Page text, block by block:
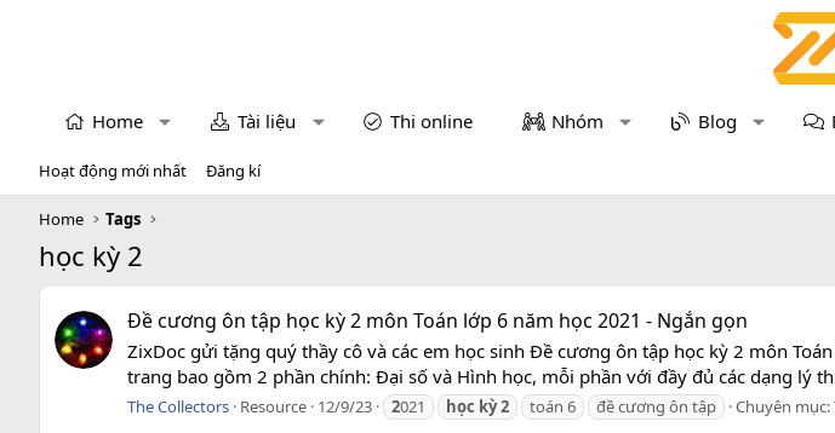
Home Tài liệu Thi online Nhóm Blog
Hoạt động mới nhất Đăng kí
Home Tags
học kỳ 2
Đề cương ôn tập học kỳ 2 môn Toán lớp 6 năm học 2021 - Ngắn gọn
ZixDoc gửi tặng quý thầy cô và các em học sinh Đề cương ôn tập học kỳ 2 môn
trang bao gồm 2 phần chính: Đại số và Hình học, mỗi phần với đầy đủ các dạng lý
The Collectors Resource 12/9/23 2021 học kỳ2 toán 6 đề cương ôn tập Chuyên mục: